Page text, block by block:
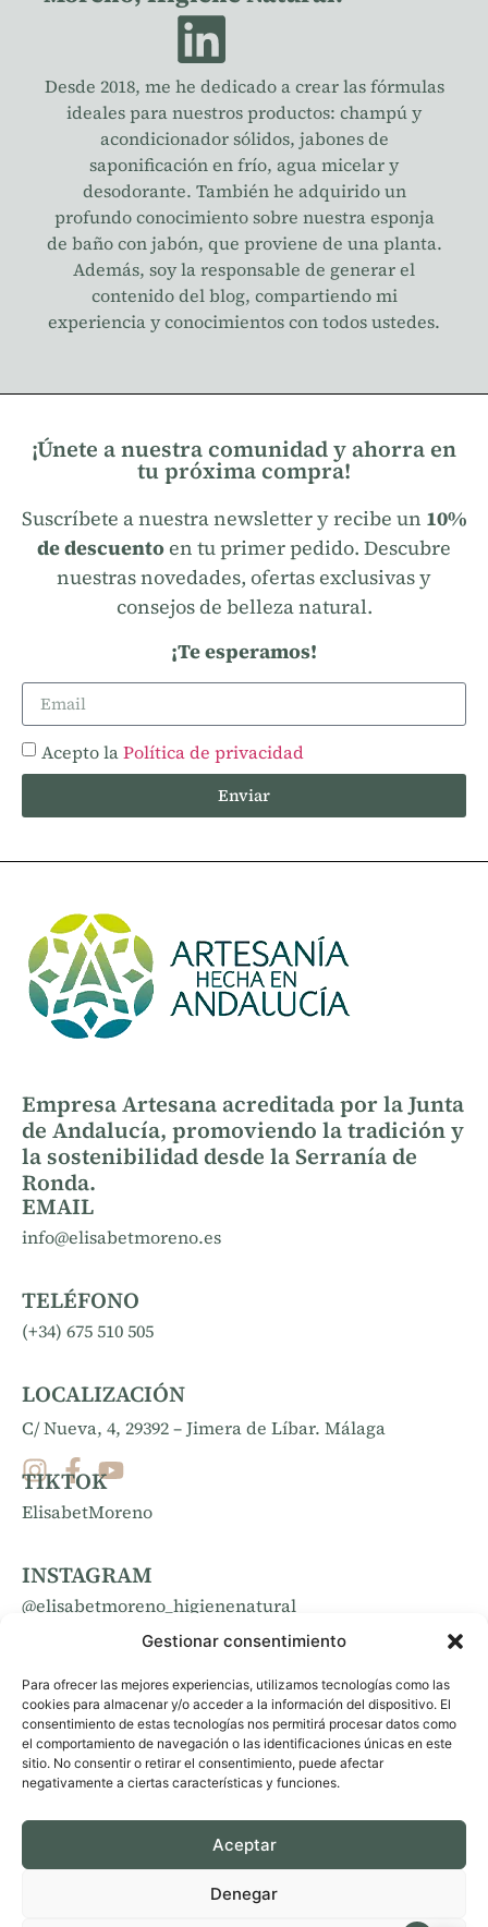
Gestionar consentimiento
Para ofrecer las mejores experiencias, utilizamos tecnologías como las
cookies para almacenar y/o acceder a la información del dispositivo. El
consentimiento de estas tecnologías nos permitirá procesar datos como
el comportamiento de navegación o las identificaciones únicas en este
sitio. No consentir o retirar el consentimiento, puede afectar
negativamente a ciertas características y funciones.
Aceptar
Denegar
Desde 2018, me he dedicado a crear las fórmulas
ideales para nuestros productos: champú y
acondicionador sólidos, jabones de
saponificación en frío, agua micelar y
desodorante. También he adquirido un
profundo conocimiento sobre nuestra esponja
de baño con jabón, que proviene de una planta.
Además, soy la responsable de generar el
contenido del blog, compartiendo mi
experiencia y conocimientos con todos ustedes.
¡Únete a nuestra comunidad y ahorra en
tu próxima compra!
Suscríbete a nuestra newsletter y recibe un 10%
de descuento en tu primer pedido. Descubre
nuestras novedades, ofertas exclusivas y
consejos de belleza natural.
¡Te esperamos!
Acepto laPolítica de privacidad
Enviar
Empresa Artesana acreditada por la Junta
de Andalucía, promoviendo la tradición y
la sostenibilidad desde la Serranía de
Ronda.
EMAIL
info@elisabetmoreno.es
TELÉFONO
(+34) 675 510 505
LOCALIZACIÓN
C/ Nueva, 4, 29392 – Jimera de Líbar. Málaga
TIKTOK
ElisabetMoreno
INSTAGRAM
@elisabetmoreno_higienenatural
elisabetmoreno_higienenatural
OTEY ESTUDIO